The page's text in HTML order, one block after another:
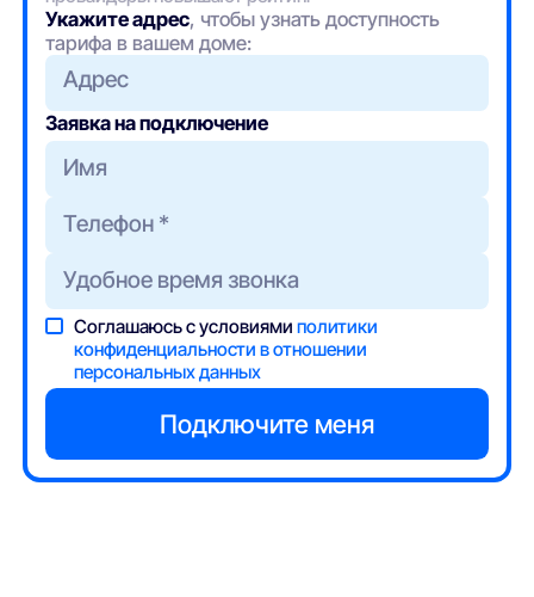
Укажите адрес, чтобы узнать доступность
тарифа в вашем доме:
Адрес
Заявка на подключение
Соглашаюсь с условиямиполитики
конфиденциальности в отношении
персональных данных